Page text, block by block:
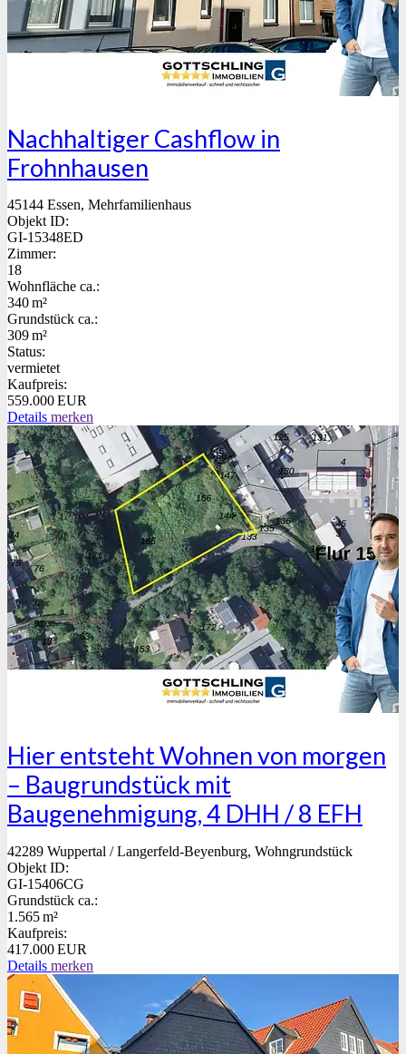
Nachhaltiger Cashflow in
Frohnhausen
45144 Essen, Mehrfamilienhaus
Objekt ID:
GI-15348ED
Zimmer:
18
Wohnfläche ca.:
340 m²
Grund­stück ca.:
309 m²
Status:
vermietet
Kaufpreis:
559.000 EUR
Details merken
Hier entsteht Wohnen von morgen
– Baugrundstück mit
Baugenehmigung, 4 DHH / 8 EFH
42289 Wuppertal / Langerfeld-Beyenburg, Wohngrundstück
Objekt ID:
GI-15406CG
Grund­stück ca.:
1.565 m²
Kaufpreis:
417.000 EUR
Details merken